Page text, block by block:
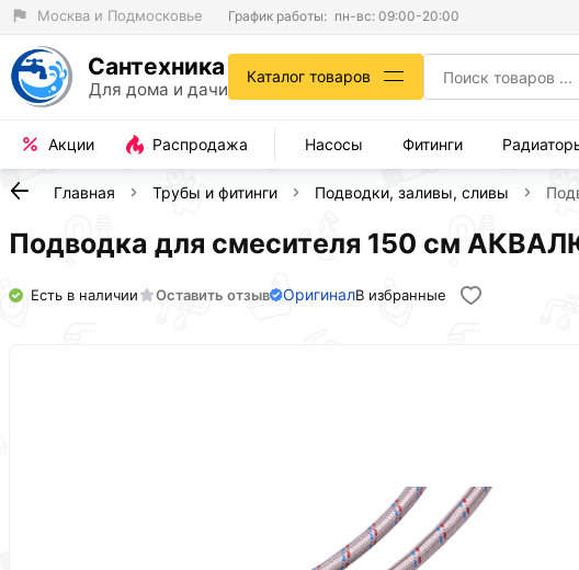
Москва и Подмосковье График работы: пн-вс: 09:00-20:00
Сантехника
Для дома и дачи
Каталог товаров
Акции Распродажа Насосы Фитинги
Главная Трубы и фитинги Подводки, заливы, сливы
Подводка для смесителя 150 см
Есть в наличии Оставить отзыв ОригиналВ избранные